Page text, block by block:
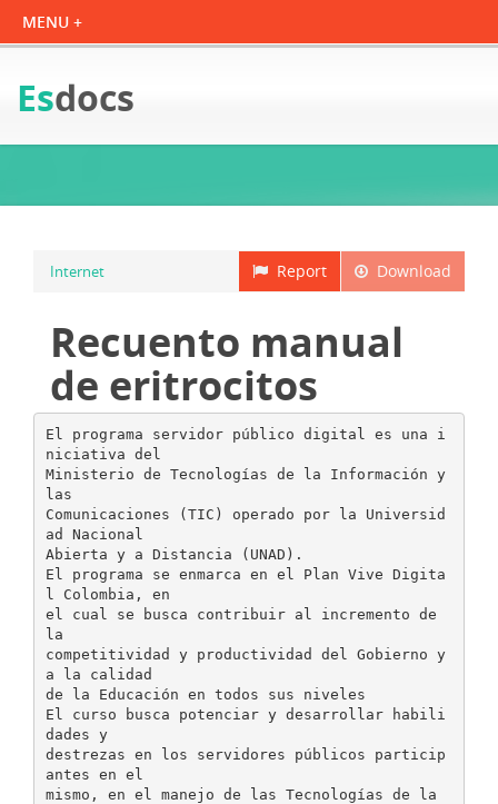
Esdocs
Download
Report
Internet
Recuento manual
de eritrocitos
El programa servidor público digital es una i
niciativa del
Ministerio de Tecnologías de la Información y
las
Comunicaciones (TIC) operado por la Universid
ad Nacional
Abierta y a Distancia (UNAD).
El programa se enmarca en el Plan Vive Digita
l Colombia, en
el cual se busca contribuir al incremento de
la
competitividad y productividad del Gobierno y
a la calidad
de la Educación en todos sus niveles
El curso busca potenciar y desarrollar habili
dades y
destrezas en los servidores públicos particip
antes en el
mismo, en el manejo de las Tecnologías de la